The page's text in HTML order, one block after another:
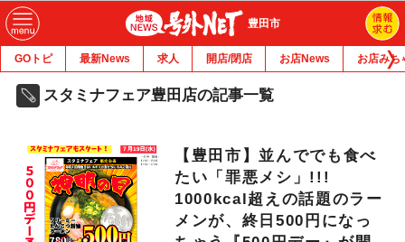
豊田市
GOトピ 最新News 求人 開店/閉店 お店News お店みち
スタミナフェア豊田店の記事一覧
【豊田市】並んででも食べ
たい「罪悪メシ」!!!
1000kcal超えの話題のラー
メンが、終日500円になっ